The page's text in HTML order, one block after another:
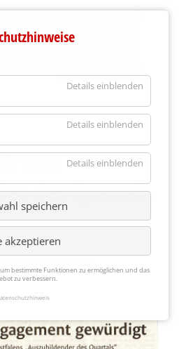
vor:
des Quartals
Details einblenden
Details einblenden
Details einblenden
speichern
akzeptieren
bestimmte Funktionen zu ermöglichen und das
zu verbessern.